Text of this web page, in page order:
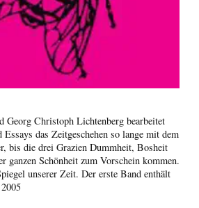
Georg Christoph Lichtenberg bearbeitet
Essays das Zeitgeschehen so lange mit dem
bis die drei Grazien Dummheit, Bosheit
ganzen Schönheit zum Vorschein kommen.
unserer Zeit. Der erste Band enthält